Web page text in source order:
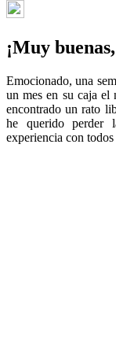
¡Muy
Emocionado, una
un mes en su caja el
encontrado un rato
he querido perder
experiencia con